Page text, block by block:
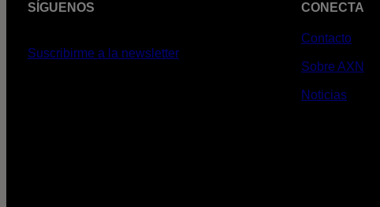
SÍGUENOS
Suscribirme a la newsletter
CONECTA
Contacto
Sobre AXN
Noticias